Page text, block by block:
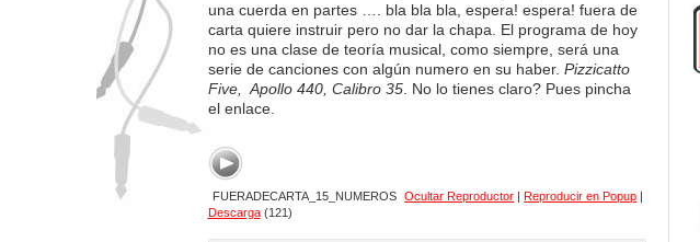
una cuerda en partes …. bla bla bla, espera! espera! fuera de
carta quiere instruir pero no dar la chapa. El programa de hoy
no es una clase de teoría musical, como siempre, será una
serie de canciones con algún numero en su haber. Pizzicatto
Five, Apollo 440, Calibro 35. No lo tienes claro? Pues pincha
el enlace.
FUERADECARTA_15_NUMEROS Ocultar Reproductor |Reproducir en Popup |
Descarga(121)